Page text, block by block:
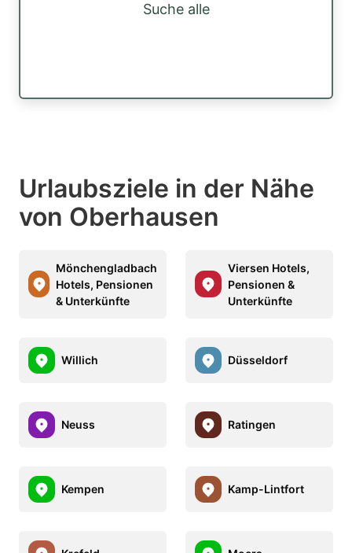
Suche alle
Urlaubsziele in der Nähe
von Oberhausen
Mönchengladbach
Hotels, Pensionen
& Unterkünfte
Viersen Hotels,
Pensionen &
Unterkünfte
Willich Düsseldorf
Neuss Ratingen
Kempen Kamp-Lintfort